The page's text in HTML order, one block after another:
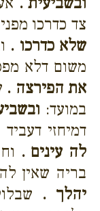
צד כדרכו
שלא כדרכו .
משום דלא
את הפירצה .
במועד:
דמיחזי
לה עינים .
בריה שאין
יהלך .